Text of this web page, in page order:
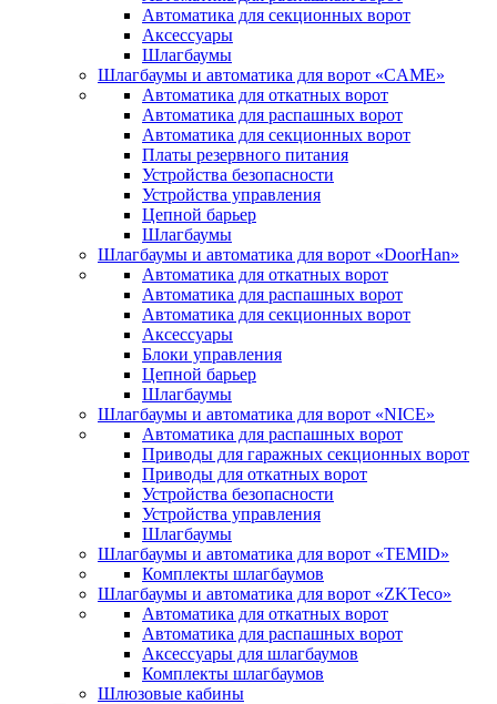
Автоматика для секционных ворот
Аксессуары
Шлагбаумы
Шлагбаумы и автоматика для ворот «CAME»
Автоматика для откатных ворот
Автоматика для распашных ворот
Автоматика для секционных ворот
Платы резервного питания
Устройства безопасности
Устройства управления
Цепной барьер
Шлагбаумы
Шлагбаумы и автоматика для ворот «DoorHan»
Автоматика для откатных ворот
Автоматика для распашных ворот
Автоматика для секционных ворот
Аксессуары
Блоки управления
Цепной барьер
Шлагбаумы
Шлагбаумы и автоматика для ворот «NICE»
Автоматика для распашных ворот
Приводы для гаражных секционных ворот
Приводы для откатных ворот
Устройства безопасности
Устройства управления
Шлагбаумы
Шлагбаумы и автоматика для ворот «TEMID»
Комплекты шлагбаумов
Шлагбаумы и автоматика для ворот «ZKTeco»
Автоматика для откатных ворот
Автоматика для распашных ворот
Аксессуары для шлагбаумов
Комплекты шлагбаумов
Шлюзовые кабины